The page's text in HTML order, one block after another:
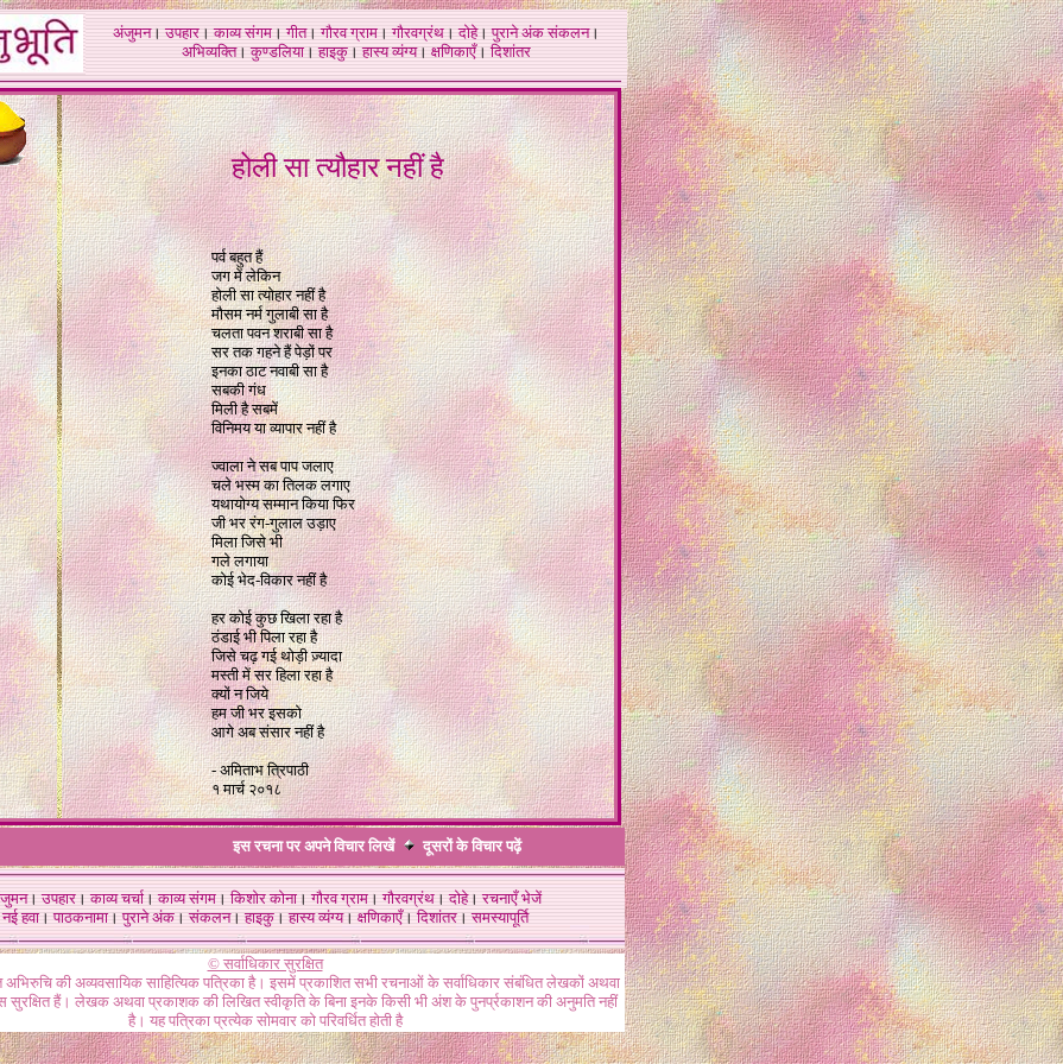
अंजुमन।उपहार।काव्य संगम।गीत।गौरव ग्राम।गौरवग्रंथ।दोहे।पुराने अंक संकलन।
अभिव्यक्ति।कुण्डलिया।हाइकु।हास्य व्यंग्य।क्षणिकाएँ।दिशांतर
होली सा त्यौहार नहीं है
पर्व बहुत हैं
जग में लेकिन
होली सा त्योहार नहीं है
मौसम नर्म गुलाबी सा है
चलता पवन शराबी सा है
सर तक गहने हैं पेड़ों पर
इनका ठाट नवाबी सा है
सबकी गंध
मिली है सबमें
विनिमय या व्यापार नहीं है
ज्वाला ने सब पाप जलाए
चले भस्म का तिलक लगाए
यथायोग्य सम्मान किया फिर
जी भर रंग-गुलाल उड़ाए
मिला जिसे भी
गले लगाया
कोई भेद-विकार नहीं है
हर कोई कुछ खिला रहा है
ठंडाई भी पिला रहा है
जिसे चढ़ गई थोड़ी ज़्यादा
मस्ती में सर हिला रहा है
क्यों न जिये
हम जी भर इसको
आगे अब संसार नहीं है
- अमिताभ त्रिपाठी
१ मार्च २०१८
इस रचना पर अपने विचार लिखें दूसरों के विचारपढ़ें
।उपहार।काव्य चर्चा।काव्य संगम।किशोर कोना।गौरव ग्राम।गौरवग्रंथ।दोहे।रचनाएँ भेजें
नई हवा। पाठकनामा। पुराने अंक। संकलन। हाइकु। हास्य व्यंग्य। क्षणिकाएँ। दिशांतर। समस्यापूर्ति
© सर्वाधिकार सुरक्षित
अभिरुचि की अव्यवसायिक साहित्यिक पत्रिका है। इसमें प्रकाशित सभी रचनाओं के सर्वाधिकार संबंधित लेखकों अथवा
सुरक्षित हैं। लेखक अथवा प्रकाशक की लिखित स्वीकृति के बिना इनके किसी भी अंश के पुनर्प्रकाशन की अनुमति नहीं
है। यह पत्रिका प्रत्येक सोमवार को परिवर्धित होती है